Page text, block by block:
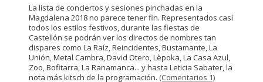
La lista de conciertos y sesiones pinchadas en la
Magdalena 2018 no parece tener fin. Representados casi
todos los estilos festivos, durante las fiestas de
Castellón se podrán ver los directos de nombres tan
dispares como La Raíz, Reincidentes, Bustamante, La
Unión, Metal Cambra, David Otero, Lèpoka, La Casa Azul,
Zoo, Bofitarra, La Ranamanca... y hasta Leticia Sabater, la
nota más kitsch de la programación. (Comentarios 1)